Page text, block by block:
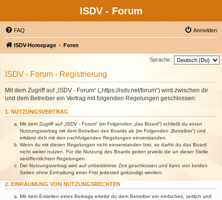
ISDV - Forum
FAQ Anmelden
ISDV-Homepage Foren
Sprache:
ISDV - Forum - Registrierung
Mit dem Zugriff auf „ISDV - Forum“ („https://isdv.net/forum“) wird zwischen dir
und dem Betreiber ein Vertrag mit folgenden Regelungen geschlossen:
1. NUTZUNGSVERTRAG
Mit dem Zugriff auf „ISDV - Forum“ (im Folgenden „das Board“) schließt du einen
Nutzungsvertrag mit dem Betreiber des Boards ab (im Folgenden „Betreiber“) und
erklärst dich mit den nachfolgenden Regelungen einverstanden.
Wenn du mit diesen Regelungen nicht einverstanden bist, so darfst du das Board
nicht weiter nutzen. Für die Nutzung des Boards gelten jeweils die an dieser Stelle
veröffentlichten Regelungen.
Der Nutzungsvertrag wird auf unbestimmte Zeit geschlossen und kann von beiden
Seiten ohne Einhaltung einer Frist jederzeit gekündigt werden.
2. EINRÄUMUNG VON NUTZUNGSRECHTEN
Mit dem Erstellen eines Beitrags erteilst du dem Betreiber ein einfaches, zeitlich und